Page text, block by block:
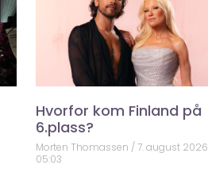
Hvorfor kom Finland på
6.plass?
Morten Thomassen
7. august 2026
05:03